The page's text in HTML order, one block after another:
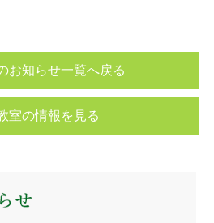
お知らせ一覧へ戻る
室の情報を見る